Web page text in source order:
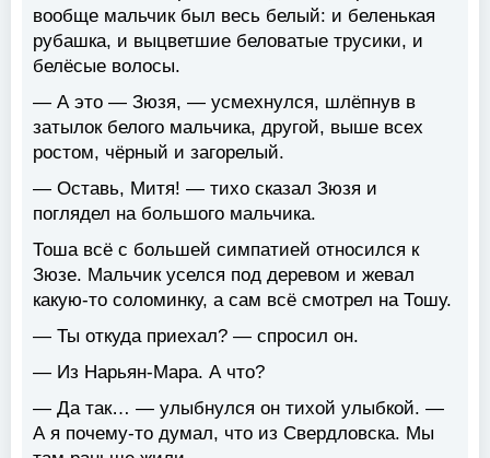
вообще мальчик был весь белый: и беленькая
рубашка, и выцветшие беловатые трусики, и
белёсые волосы.
— А это — Зюзя, — усмехнулся, шлёпнув в
затылок белого мальчика, другой, выше всех
ростом, чёрный и загорелый.
— Оставь, Митя! — тихо сказал Зюзя и
поглядел на большого мальчика.
Тоша всё с большей симпатией относился к
Зюзе. Мальчик уселся под деревом и жевал
какую-то соломинку, а сам всё смотрел на Тошу.
— Ты откуда приехал? — спросил он.
— Из Нарьян-Мара. А что?
— Да так… — улыбнулся он тихой улыбкой. —
А я почему-то думал, что из Свердловска. Мы